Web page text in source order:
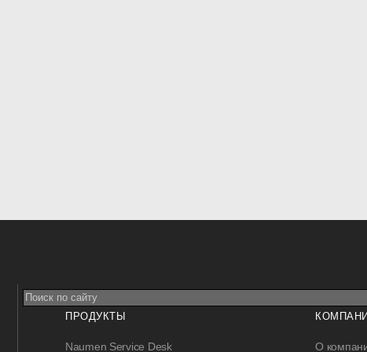
ПРОДУКТЫ
Naumen Service Desk
О